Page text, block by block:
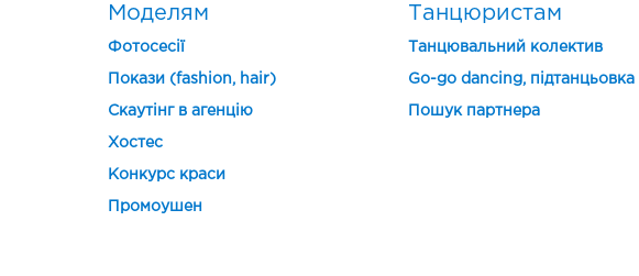
Моделям
Фотосесії
Покази (fashion, hair)
Скаутінг в агенцію
Хостес
Конкурс краси
Промоушен
Танцюристам
Танцювальний колектив
Go-go dancing, підтанцьовка
Пошук партнера